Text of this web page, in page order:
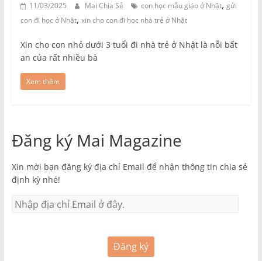
11/03/2025 Mai Chia Sẻ con học mẫu giáo ở Nhật, gửi
con đi học ở Nhật, xin cho con đi học nhà trẻ ở Nhật
Xin cho con nhỏ dưới 3 tuổi đi nhà trẻ ở Nhật là nỗi bất
an của rất nhiều bà
Xem thêm
Đăng ký Mai Magazine
Xin mời bạn đăng ký địa chỉ Email để nhận thông tin chia sẻ
định kỳ nhé!
Đăng ký